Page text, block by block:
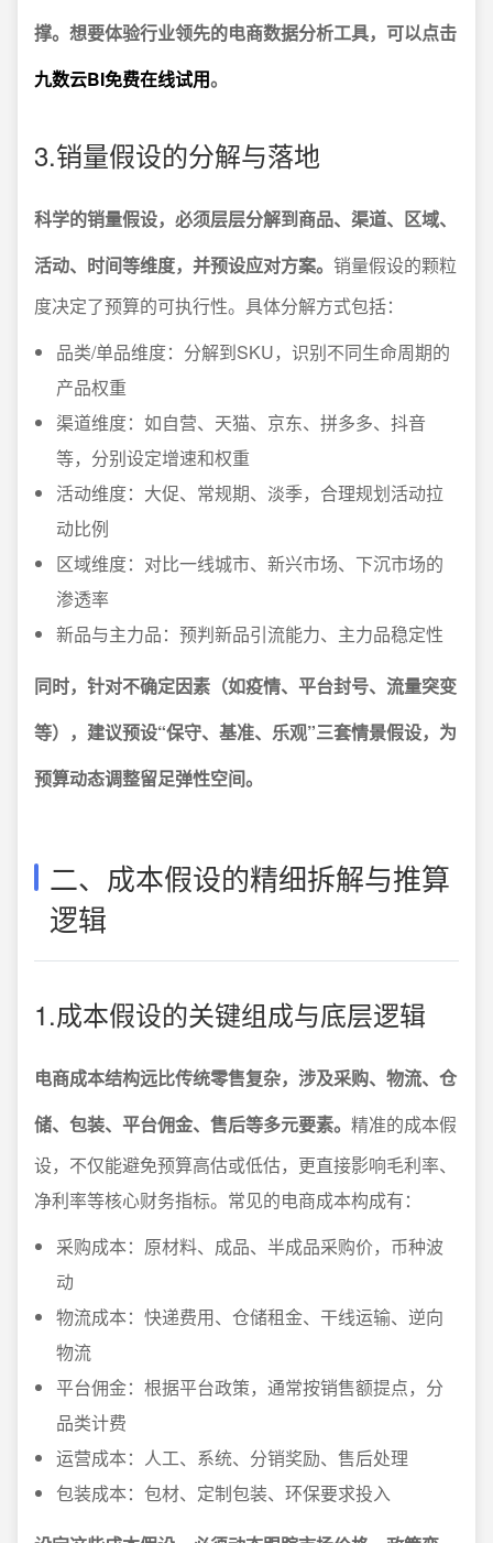
撑。想要体验行业领先的电商数据分析工具，可以点击
九数云BI免费在线试用。
3.销量假设的分解与落地
科学的销量假设，必须层层分解到商品、渠道、区域、
活动、时间等维度，并预设应对方案。 销量假设的颗粒
度决定了预算的可执行性。具体分解方式包括：
品类/单品维度：分解到SKU，识别不同生命周期的
产品权重
渠道维度：如自营、天猫、京东、拼多多、抖音
等，分别设定增速和权重
活动维度：大促、常规期、淡季，合理规划活动拉
动比例
区域维度：对比一线城市、新兴市场、下沉市场的
渗透率
新品与主力品：预判新品引流能力、主力品稳定性
同时，针对不确定因素（如疫情、平台封号、流量突变
等），建议预设“保守、基准、乐观”三套情景假设，为
预算动态调整留足弹性空间。
二、成本假设的精细拆解与推算
逻辑
1.成本假设的关键组成与底层逻辑
电商成本结构远比传统零售复杂，涉及采购、物流、仓
储、包装、平台佣金、售后等多元要素。 精准的成本假
设，不仅能避免预算高估或低估，更直接影响毛利率、
净利率等核心财务指标。常见的电商成本构成有：
采购成本：原材料、成品、半成品采购价，币种波
动
物流成本：快递费用、仓储租金、干线运输、逆向
物流
平台佣金：根据平台政策，通常按销售额提点，分
品类计费
运营成本：人工、系统、分销奖励、售后处理
包装成本：包材、定制包装、环保要求投入